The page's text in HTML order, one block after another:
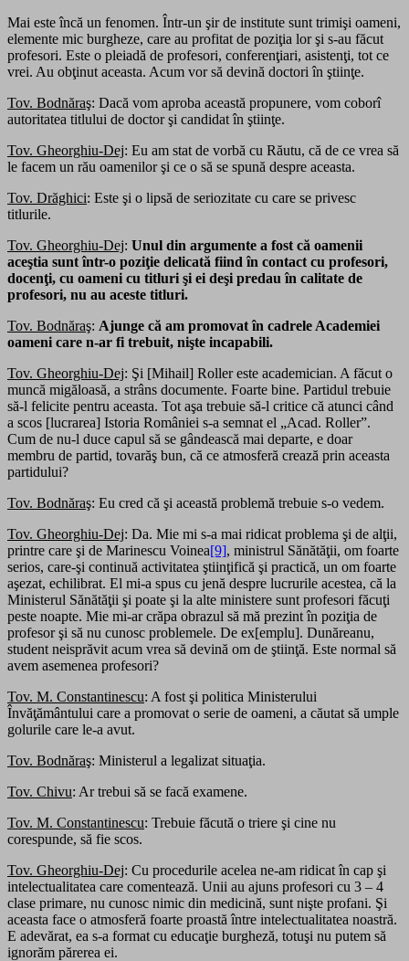
Mai este încă un fenomen. Într-un şir de institute sunt trimişi oameni,
elemente mic burgheze, care au profitat de poziţia lor şi s-au făcut
profesori. Este o pleiadă de profesori, conferenţiari, asistenţi, tot ce
vrei. Au obţinut aceasta. Acum vor să devină doctori în ştiinţe.
Tov. Bodnăraş: Dacă vom aproba această propunere, vom coborî
autoritatea titlului de doctor şi candidat în ştiinţe.
Tov. Gheorghiu-Dej: Eu am stat de vorbă cu Răutu, că de ce vrea să
le facem un rău oamenilor şi ce o să se spună despre aceasta.
Tov. Drăghici: Este şi o lipsă de seriozitate cu care se privesc
titlurile.
Tov. Gheorghiu-Dej: Unul din argumente a fost că oamenii
aceştia sunt într-o poziţie delicată fiind în contact cu profesori,
docenţi, cu oameni cu titluri şi ei deşi predau în calitate de
profesori, nu au aceste titluri.
Tov. Bodnăraş: Ajunge că am promovat în cadrele Academiei
oameni care n-ar fi trebuit, nişte incapabili.
Tov. Gheorghiu-Dej: Şi [Mihail] Roller este academician. A făcut o
muncă migăloasă, a strâns documente. Foarte bine. Partidul trebuie
să-l felicite pentru aceasta. Tot aşa trebuie să-l critice că atunci când
a scos [lucrarea] Istoria României s-a semnat el „Acad. Roller”.
Cum de nu-l duce capul să se gândească mai departe, e doar
membru de partid, tovarăş bun, că ce atmosferă crează prin aceasta
partidului?
Tov. Bodnăraş: Eu cred că şi această problemă trebuie s-o vedem.
Tov. Gheorghiu-Dej: Da. Mie mi s-a mai ridicat problema şi de alţii,
printre care şi de Marinescu Voinea[9], ministrul Sănătăţii, om foarte
serios, care-şi continuă activitatea ştiinţifică şi practică, un om foarte
aşezat, echilibrat. El mi-a spus cu jenă despre lucrurile acestea, că la
Ministerul Sănătăţii şi poate şi la alte ministere sunt profesori făcuţi
peste noapte. Mie mi-ar crăpa obrazul să mă prezint în poziţia de
profesor şi să nu cunosc problemele. De ex[emplu]. Dunăreanu,
student neisprăvit acum vrea să devină om de ştiinţă. Este normal să
avem asemenea profesori?
Tov. M. Constantinescu: A fost şi politica Ministerului
Învăţământului care a promovat o serie de oameni, a căutat să umple
golurile care le-a avut.
Tov. Bodnăraş: Ministerul a legalizat situaţia.
Tov. Chivu: Ar trebui să se facă examene.
Tov. M. Constantinescu: Trebuie făcută o triere şi cine nu
corespunde, să fie scos.
Tov. Gheorghiu-Dej: Cu procedurile acelea ne-am ridicat în cap şi
intelectualitatea care comentează. Unii au ajuns profesori cu 3 – 4
clase primare, nu cunosc nimic din medicină, sunt nişte profani. Şi
aceasta face o atmosferă foarte proastă între intelectualitatea noastră.
E adevărat, ea s-a format cu educaţie burgheză, totuşi nu putem să
ignorăm părerea ei.